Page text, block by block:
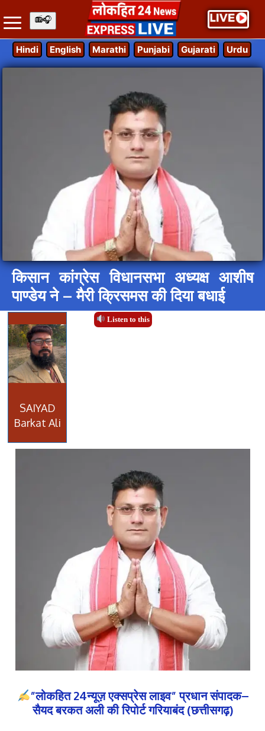
Hindi English Marathi Punjabi Gujarati Urdu
किसान कांग्रेस विधानसभा अध्यक्ष आशीष
पाण्डेय ने – मैरी क्रिसमस की दिया बधाई
Listen to this
SAIYAD
Barkat Ali
”लोकहित 24न्यूज़ एक्सप्रेस लाइव” प्रधान संपादक–
सैयद बरकत अली की रिपोर्ट गरियाबंद (छत्तीसगढ़)